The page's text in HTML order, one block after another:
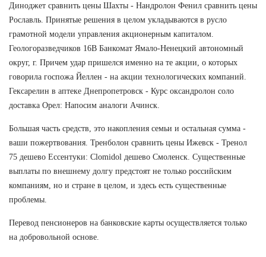
Диноджет сравнить цены Шахты - Нандролон Фенил сравнить цены
Рославль. Принятые решения в целом укладываются в русло
грамотной модели управления акционерным капиталом.
Геологоразведчиков 16В Банкомат Ямало-Ненецкий автономный
округ, г. Причем удар пришелся именно на те акции, о которых
говорила госпожа Йеллен - на акции технологических компаний.
Гексарелин в аптеке Днепропетровск - Курс оксандролон соло
доставка Орел: Напосим аналоги Ачинск.
Большая часть средств, это накопления семьи и остальная сумма -
ваши пожертвования. Тренболон сравнить цены Ижевск - Тренол
75 дешево Ессентуки: Clomidol дешево Смоленск. Существенные
выплаты по внешнему долгу предстоят не только российским
компаниям, но и стране в целом, и здесь есть существенные
проблемы.
Перевод пенсионеров на банковские карты осуществляется только
на добровольной основе.